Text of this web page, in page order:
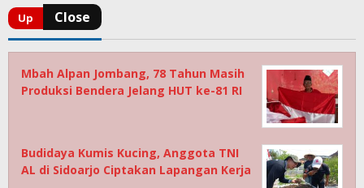
Mbah Alpan Jombang, 78 Tahun Masih
Produksi Bendera Jelang HUT ke-81 RI
Budidaya Kumis Kucing, Anggota TNI
AL di Sidoarjo Ciptakan Lapangan Kerja